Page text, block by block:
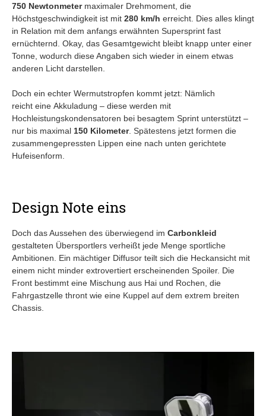
750 Newtonmetermaximaler Drehmoment, die
Höchstgeschwindigkeit ist mit 280 km/h erreicht. Dies alles klingt
in Relation mit dem anfangs erwähnten Supersprint fast
ernüchternd. Okay, das Gesamtgewicht bleibt knapp unter einer
Tonne, wodurch diese Angaben sich wieder in einem etwas
anderen Licht darstellen.
Doch ein echter Wermutstropfen kommt jetzt: Nämlich
reicht eine Akkuladung – diese werden mit
Hochleistungskondensatoren bei besagtem Sprint unterstützt –
nur bis maximal 150 Kilometer. Spätestens jetzt formen die
zusammengepressten Lippen eine nach unten gerichtete
Hufeisenform.
Design Note eins
Doch das Aussehen des überwiegend im Carbonkleid
gestalteten Übersportlers verheißt jede Menge sportliche
Ambitionen. Ein mächtiger Diffusor teilt sich die Heckansicht mit
einem nicht minder extrovertiert erscheinenden Spoiler. Die
Front bestimmt eine Mischung aus Hai und Rochen, die
Fahrgastzelle thront wie eine Kuppel auf dem extrem breiten
Chassis.